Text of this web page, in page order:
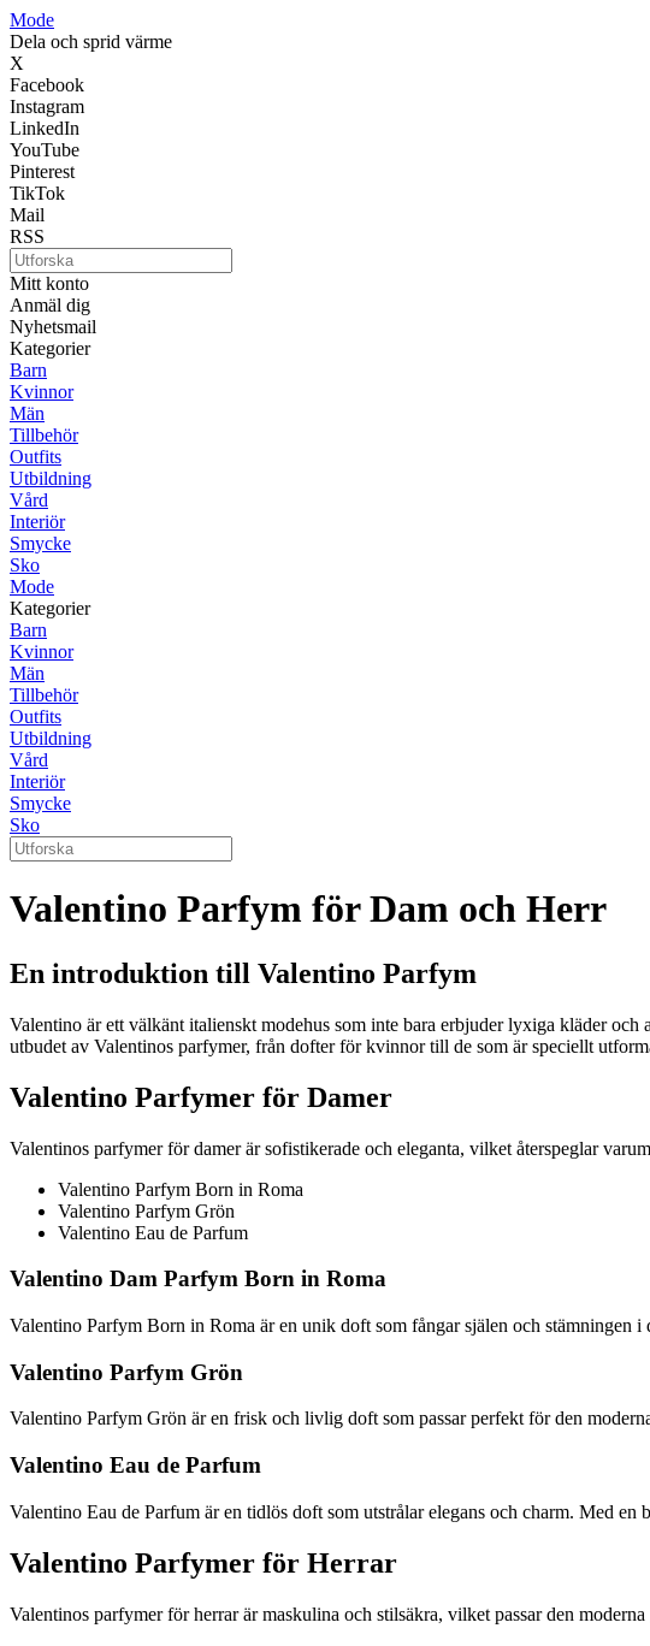
Mode
Dela och sprid värme
X
Facebook
Instagram
LinkedIn
YouTube
Pinterest
TikTok
Mail
RSS
Mitt konto
Anmäl dig
Nyhetsmail
Kategorier
Barn
Kvinnor
Män
Tillbehör
Outfits
Utbildning
Vård
Interiör
Smycke
Sko
Mode
Kategorier
Barn
Kvinnor
Män
Tillbehör
Outfits
Utbildning
Vård
Interiör
Smycke
Sko
Valentino Parfym för Dam och Herr
En introduktion till Valentino Parfym
Valentino är ett välkänt italienskt modehus som inte bara erbjuder lyxiga kläder
utbudet av Valentinos parfymer, från dofter för kvinnor till de som är speciellt
Valentino Parfymer för Damer
Valentinos parfymer för damer är sofistikerade och eleganta, vilket återspeglar
Valentino Parfym Born in Roma
Valentino Parfym Grön
Valentino Eau de Parfum
Valentino Dam Parfym Born in Roma
Valentino Parfym Born in Roma är en unik doft som fångar själen och stämningen
Valentino Parfym Grön
Valentino Parfym Grön är en frisk och livlig doft som passar perfekt för den
Valentino Eau de Parfum
Valentino Eau de Parfum är en tidlös doft som utstrålar elegans och charm. Med
Valentino Parfymer för Herrar
Valentinos parfymer för herrar är maskulina och stilsäkra, vilket passar den